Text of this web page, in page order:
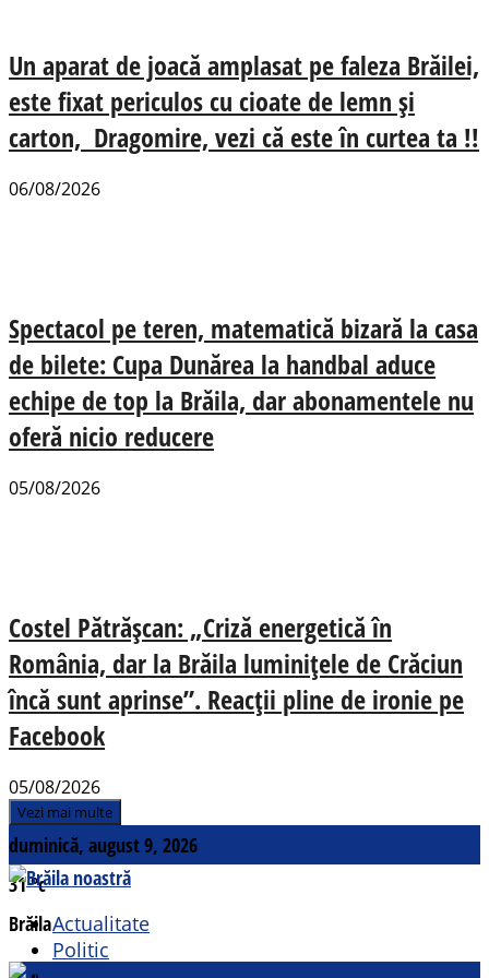
Un aparat de joacă amplasat pe faleza Brăilei,
este fixat periculos cu cioate de lemn și
carton, Dragomire, vezi că este în curtea ta !!
06/08/2026
Spectacol pe teren, matematică bizară la casa
de bilete: Cupa Dunărea la handbal aduce
echipe de top la Brăila, dar abonamentele nu
oferă nicio reducere
05/08/2026
Costel Pătrășcan: „Criză energetică în
România, dar la Brăila luminițele de Crăciun
încă sunt aprinse”. Reacții pline de ironie pe
Facebook
05/08/2026
Vezi mai multe
duminică, august 9, 2026
31°c
BrăilaActualitate
Politic